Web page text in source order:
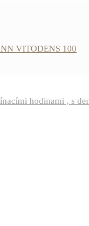
VITODENS 100
hodinami , s